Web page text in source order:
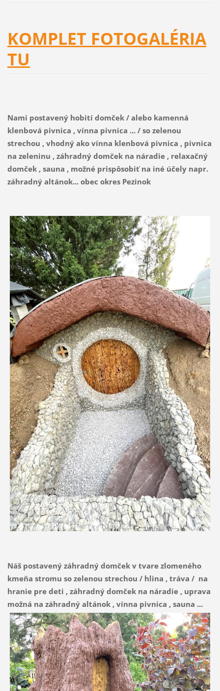
KOMPLET FOTOGALÉRIA
TU
Nami postavený hobití domček / alebo kamenná
klenbová pivnica , vínna pivnica ... / so zelenou
strechou , vhodný ako vínna klenbová pivnica , pivnica
na zeleninu , záhradný domček na náradie , relaxačný
domček , sauna , možné prispôsobiť na iné účely napr.
záhradný altánok... obec okres Pezinok
Náš postavený záhradný domček v tvare zlomeného
kmeňa stromu so zelenou strechou / hlina , tráva / na
hranie pre deti , záhradný domček na náradie , uprava
možná na záhradný altánok , vínna pivnica , sauna ...